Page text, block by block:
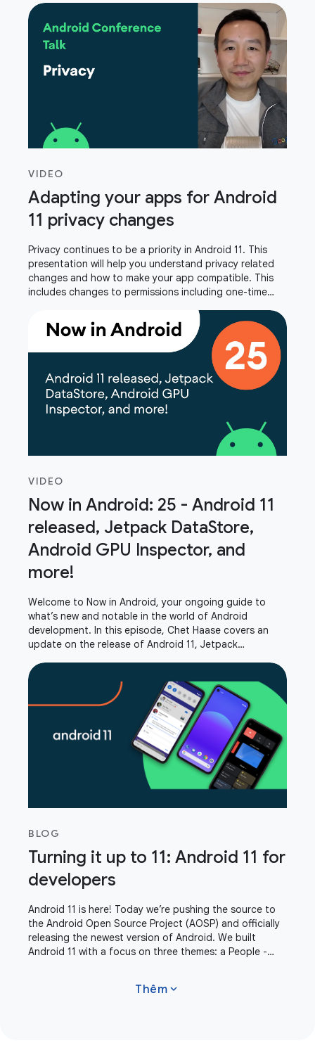
VIDEO
Adapting your apps for Android
11 privacy changes
Privacy continues to be a priority in Android 11. This
presentation will help you understand privacy related
changes and how to make your app compatible. This
includes changes to permissions including one-time
VIDEO
Now in Android: 25 - Android 11
released, Jetpack DataStore,
Android GPU Inspector, and
more!
Welcome to Now in Android, your ongoing guide to
what’s new and notable in the world of Android
development. In this episode, Chet Haase covers an
update on the release of Android 11, Jetpack
and
BLOG
Turning it up to 11: Android 11 for
developers
Android 11 is here! Today we’re pushing the source to
the Android Open Source Project (AOSP) and officially
releasing the newest version of Android. We built
Android 11 with a focus on three themes: a People -
Thêm expand_more